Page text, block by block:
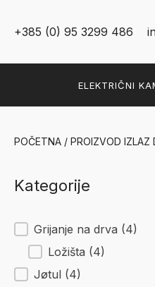
+385 (0) 95 3299 486
ELEKTRIČNI
POČETNA / PROIZVOD IZLAZ
Kategorije
New Facet
Grijanje na drva (4)
Ložišta (4)
Jøtul (4)